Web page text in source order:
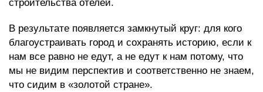
строительства отелей.
В результате появляется замкнутый круг: для кого
благоустраивать город и сохранять историю, если к
нам все равно не едут, а не едут к нам потому, что
мы не видим перспектив и соответственно не знаем,
что сидим в «золотой стране».